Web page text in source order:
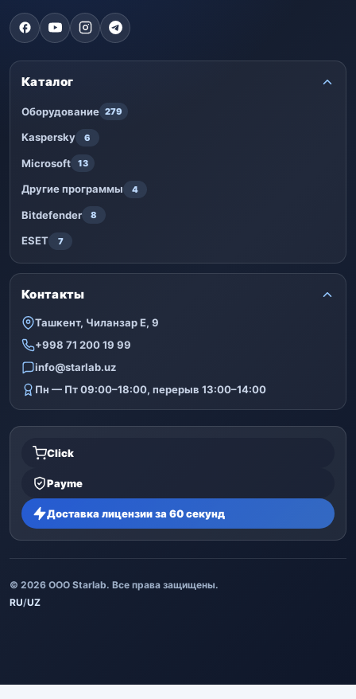
Каталог
Оборудование 279
Kaspersky 6
Microsoft 13
Другие программы 4
Bitdefender 8
ESET 7
Контакты
Ташкент, Чиланзар Е, 9
+998 71 200 19 99
info@starlab.uz
Пн — Пт 09:00–18:00, перерыв 13:00–14:00
Click
Payme
Доставка лицензии за 60 секунд
© 2026 ООО Starlab. Все права защищены.
RU/UZ